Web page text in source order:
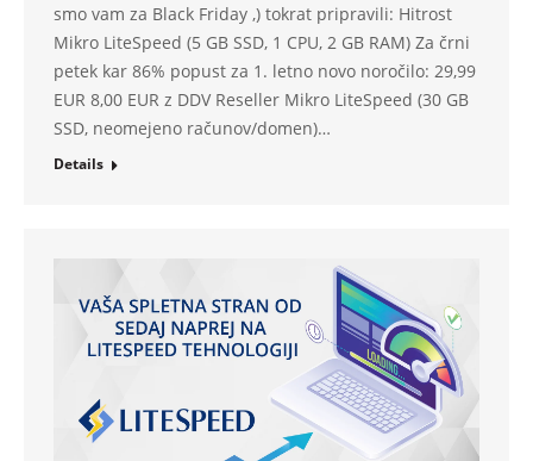
smo vam za Black Friday ,) tokrat pripravili: Hitrost
Mikro LiteSpeed (5 GB SSD, 1 CPU, 2 GB RAM) Za črni
petek kar 86% popust za 1. letno novo noročilo: 29,99
EUR 8,00 EUR z DDV Reseller Mikro LiteSpeed (30 GB
SSD, neomejeno računov/domen)…
Details